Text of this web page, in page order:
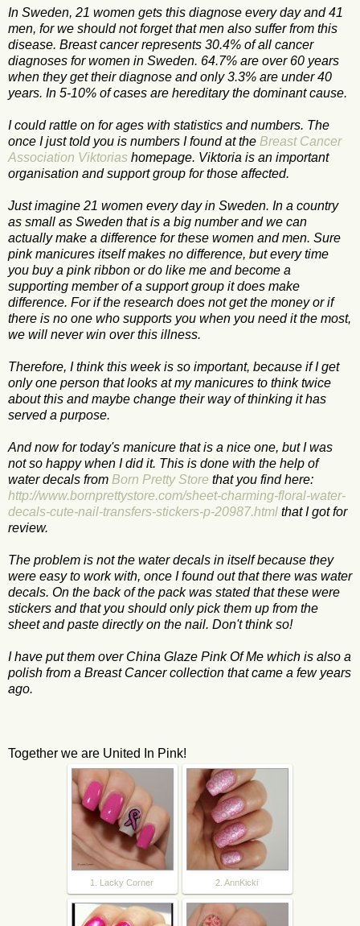
In Sweden, 21 women gets this diagnose every day and 41
men, for we should not forget that men also suffer from this
disease. Breast cancer represents 30.4% of all cancer
diagnoses for women in Sweden. 64.7% are over 60 years
when they get their diagnose and only 3.3% are under 40
years. In 5-10% of cases are hereditary the dominant cause.
I could rattle on for ages with statistics and numbers. The
once I just told you is numbers I found at the Breast Cancer
Association Viktorias homepage. Viktoria is an important
organisation and support group for those affected.
Just imagine 21 women every day in Sweden. In a country
as small as Sweden that is a big number and we can
actually make a difference for these women and men. Sure
pink manicures itself makes no difference, but every time
you buy a pink ribbon or do like me and become a
supporting member of a support group it does make
difference. For if the research does not get the money or if
there is no one who supports you when you need it the most,
we will never win over this illness.
Therefore, I think this week is so important, because if I get
only one person that looks at my manicures to think twice
about this and maybe change their way of thinking it has
served a purpose.
And now for today's manicure that is a nice one, but I was
not so happy when I did it. This is done with the help of
water decals from Born Pretty Store that you find here:
http://www.bornprettystore.com/sheet-charming-floral-water-
decals-cute-nail-transfers-stickers-p-20987.html that I got for
review.
The problem is not the water decals in itself because they
were easy to work with, once I found out that there was water
decals. On the back of the pack was stated that these were
stickers and that you should only pick them up from the
sheet and paste directly on the nail. Don't think so!
I have put them over China Glaze Pink Of Me which is also a
polish from a Breast Cancer collection that came a few years
ago.
Together we are United In Pink!
1. Lacky Corner 2. AnnKicki